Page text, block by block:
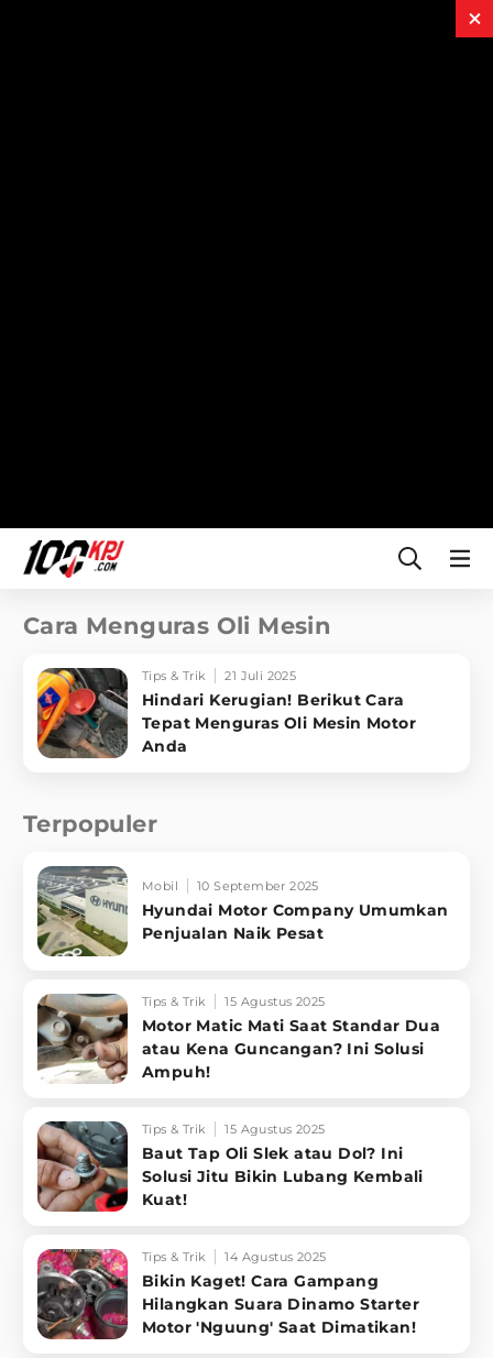
Cara Menguras Oli Mesin
Tips & Trik 21 Juli 2025
Hindari Kerugian! Berikut Cara
Tepat Menguras Oli Mesin Motor
Anda
Terpopuler
Mobil 10 September 2025
Hyundai Motor Company Umumkan
Penjualan Naik Pesat
Tips & Trik 15 Agustus 2025
Motor Matic Mati Saat Standar Dua
atau Kena Guncangan? Ini Solusi
Ampuh!
Tips & Trik 15 Agustus 2025
Baut Tap Oli Slek atau Dol? Ini
Solusi Jitu Bikin Lubang Kembali
Kuat!
Tips & Trik 14 Agustus 2025
Bikin Kaget! Cara Gampang
Hilangkan Suara Dinamo Starter
Motor 'Nguung' Saat Dimatikan!